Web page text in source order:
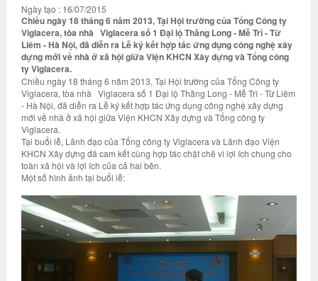
Ngày tạo : 16/07/2015
Chiều ngày 18 tháng 6 năm 2013, Tại Hội trường của Tổng Công ty
Viglacera, tòa nhà Viglacera số 1 Đại lộ Thăng Long - Mễ Trì - Từ
Liêm - Hà Nội, đã diễn ra Lễ ký kết hợp tác ứng dụng công nghệ xây
dựng mới về nhà ở xã hội giữa Viện KHCN Xây dựng và Tổng công
ty Viglacera.
Chiều ngày 18 tháng 6 năm 2013, Tại Hội trường của Tổng Công ty
Viglacera, tòa nhà Viglacera số 1 Đại lộ Thăng Long - Mễ Trì - Từ Liêm
- Hà Nội, đã diễn ra Lễ ký kết hợp tác ứng dụng công nghệ xây dựng
mới về nhà ở xã hội giữa Viện KHCN Xây dựng và Tổng công ty
Viglacera.
Tại buổi lễ, Lãnh đạo của Tổng công ty Viglacera và Lãnh đạo Viện
KHCN Xây dựng đã cam kết cùng hợp tác chặt chẽ vì lợi ích chung cho
toàn xã hội và lợi ích của cả hai bên.
Một số hình ảnh tại buổi lễ: